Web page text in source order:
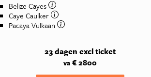
Belize Cayes
Caye Caulker
Pacaya Vulkaan
23 dagen excl ticket
va € 2800